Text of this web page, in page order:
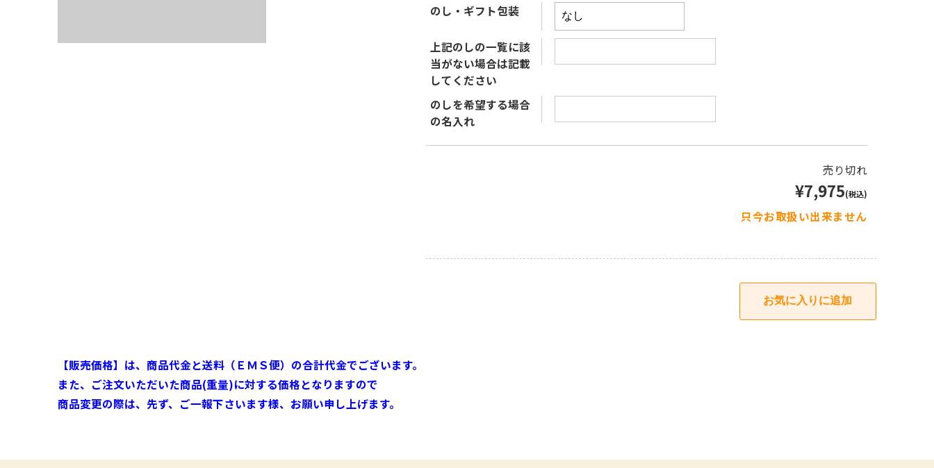
のし・ギフト包装
上記のしの一覧に該
当がない場合は記載
してください
のしを希望する場合
の名入れ
売り切れ
¥7,975(税込)
只今お取扱い出来ません
【販売価格】は、商品代金と送料（ＥＭＳ便）の合計代金でございます。
また、ご注文いただいた商品(重量)に対する価格となりますので
商品変更の際は、先ず、ご一報下さいます様、お願い申し上げます。